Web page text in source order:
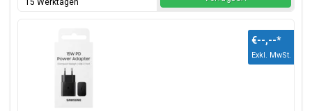
15 Werktagen
€--,--*
Exkl. MwSt.